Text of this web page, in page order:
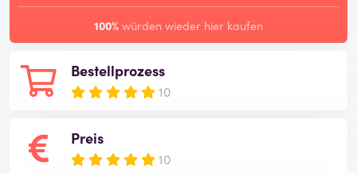
Bestellprozess
10
Preis
10
100% würden wieder hier kaufen